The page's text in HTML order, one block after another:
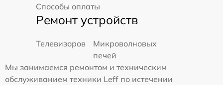
Способы оплаты
Ремонт устройств
Телевизоров
Микроволновых
печей
Мы занимаемся ремонтом и техническим
обслуживанием техники Leff по истечении